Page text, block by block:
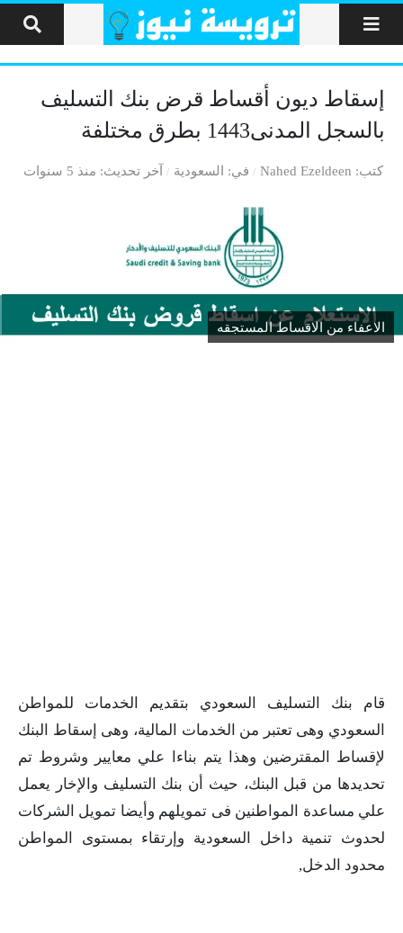
التخطي إلى المحتوى
إسقاط ديون أقساط قرض بنك التسليف
بالسجل المدنى1443 بطرق مختلفة
كتب Nahed Ezeldeen في السعودية آخر تحديث منذ 5 سنوات
الاعفاء من الاقساط المستجقه
قام بنك التسليف السعودي بتقديم الخدمات للمواطن
السعودي وهى تعتبر من الخدمات المالية، وهى إسقاط البنك
لإقساط المقترضين وهذا يتم بناءا علي معايير وشروط تم
تحديدها من قبل البنك، حيث أن بنك التسليف والإخار يعمل
علي مساعدة المواطنين فى تمويلهم وأيضا تمويل الشركات
لحدوث تنمية داخل السعودية وإرتقاء بمستوى المواطن
محدود الدخل,